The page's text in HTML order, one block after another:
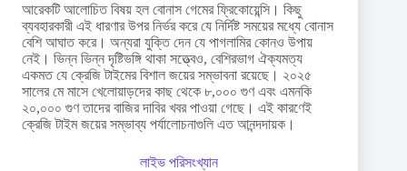
আরেকটি আলোচিত বিষয় হল বোনাস গেমের ফ্রিকোয়েন্সি। কিছু
ব্যবহারকারী এই ধারণার উপর নির্ভর করে যে নির্দিষ্ট সময়ের মধ্যে বোনাস
বেশি আঘাত করে। অন্যরা যুক্তি দেন যে পাগলামির কোনও উপায়
নেই। ভিন্ন ভিন্ন দৃষ্টিভঙ্গি থাকা সত্ত্বেও, বেশিরভাগ ঐক্যমত্য
একমত যে ক্রেজি টাইমের বিশাল জয়ের সম্ভাবনা রয়েছে। ২০২৫
সালের মে মাসে খেলোয়াড়দের কাছ থেকে ৮,০০০ গুণ এবং এমনকি
২০,০০০ গুণ তাদের বাজির দাবির খবর পাওয়া গেছে। এই কারণেই
ক্রেজি টাইম জয়ের সম্ভাব্য পর্যালোচনাগুলি এত আনন্দদায়ক।
লাইভ পরিসংখ্যান